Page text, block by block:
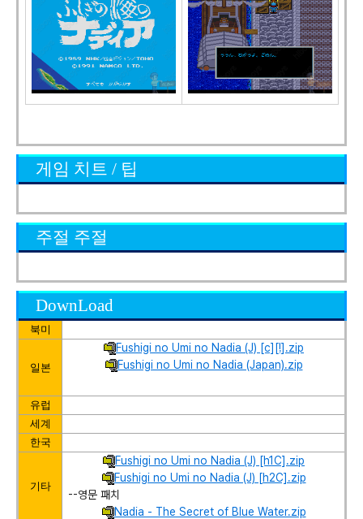
게임 치트 / 팁
주절 주절
DownLoad
북미
일본
Fushigi no Umi no Nadia (J) [c][!].zip
Fushigi no Umi no Nadia (Japan).zip
유럽
세계
한국
기타
Fushigi no Umi no Nadia (J) [h1C].zip
Fushigi no Umi no Nadia (J) [h2C].zip
--영문 패치
Nadia - The Secret of Blue Water.zip